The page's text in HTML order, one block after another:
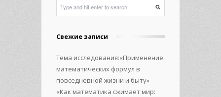
Свежие записи
Тема исследования:«Применение
математических формул в
повседневной жизни и быту»
«Как математика сжимает мир: